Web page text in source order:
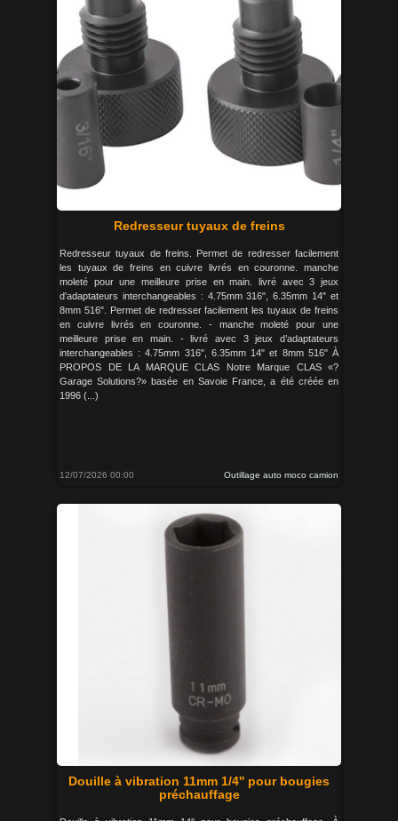
Redresseur tuyaux de freins
Redresseur tuyaux de freins. Permet de redresser facilement
les tuyaux de freins en cuivre livrés en couronne. manche
moleté pour une meilleure prise en main. livré avec 3 jeux
d'adaptateurs interchangeables : 4.75mm 316", 6.35mm 14" et
8mm 516". Permet de redresser facilement les tuyaux de freins
en cuivre livrés en couronne. - manche moleté pour une
meilleure prise en main. - livré avec 3 jeux d’adaptateurs
interchangeables : 4.75mm 316", 6.35mm 14" et 8mm 516" À
PROPOS DE LA MARQUE CLAS Notre Marque CLAS «?
Garage Solutions?» basée en Savoie France, a été créée en
1996 (...)
12/07/2026 00:00 Outillage auto moco camion
Douille à vibration 11mm 1/4'' pour bougies
préchauffage